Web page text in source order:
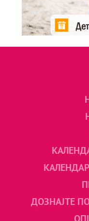
ДОЗНАЈТЕ